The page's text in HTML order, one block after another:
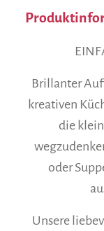
Brillanter
kreativen
die
oder
Unsere